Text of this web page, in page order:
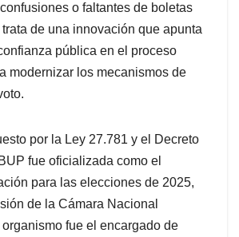
o faltantes de boletas
de una innovación que apunta
pública en el proceso
modernizar los mecanismos de
por la Ley 27.781 y el Decreto
fue oficializada como el
para las elecciones de 2025,
de la Cámara Nacional
fue el encargado de